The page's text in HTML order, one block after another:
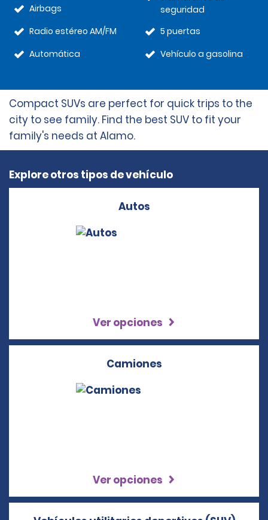
Airbags
Radio estéreo AM/FM
Automática
seguridad
5 puertas
Vehículo a gasolina
Compact SUVs are perfect for quick trips to the
city to see family. Find the best SUV to fit your
family's needs at Alamo.
Explore otros tipos de vehículo
Autos
Ver opciones
Camiones
Ver opciones